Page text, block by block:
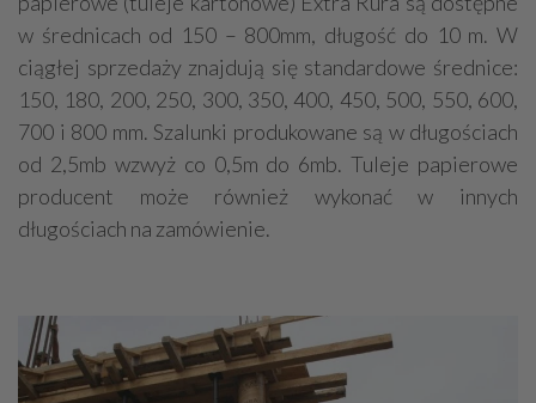
w średnicach od 150 – 800mm, długość do 10 m. W
ciągłej sprzedaży znajdują się standardowe średnice:
150, 180, 200, 250, 300, 350, 400, 450, 500, 550, 600,
700 i 800 mm. Szalunki produkowane są w długościach
od 2,5mb wzwyż co 0,5m do 6mb. Tuleje papierowe
producent może również wykonać w innych
długościach na zamówienie.